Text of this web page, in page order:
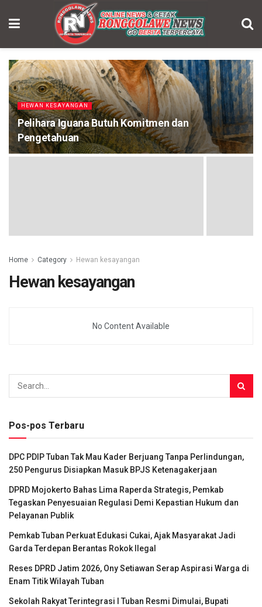
HEWAN KESAYANGAN
Pelihara Iguana Butuh Komitmen dan
Pengetahuan
Home Category Hewan kesayangan
Hewan kesayangan
No Content Available
Pos-pos Terbaru
DPC PDIP Tuban Tak Mau Kader Berjuang Tanpa Perlindungan,
250 Pengurus Disiapkan Masuk BPJS Ketenagakerjaan
DPRD Mojokerto Bahas Lima Raperda Strategis, Pemkab
Tegaskan Penyesuaian Regulasi Demi Kepastian Hukum dan
Pelayanan Publik
Pemkab Tuban Perkuat Edukasi Cukai, Ajak Masyarakat Jadi
Garda Terdepan Berantas Rokok Ilegal
Reses DPRD Jatim 2026, Ony Setiawan Serap Aspirasi Warga di
Enam Titik Wilayah Tuban
Sekolah Rakyat Terintegrasi I Tuban Resmi Dimulai, Bupati